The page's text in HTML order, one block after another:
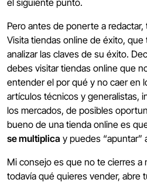
el siguiente punto.
Pero antes de ponerte a
Visita tiendas online de éxito,
analizar las claves de su éxito.
debes visitar tiendas online que
entender el por qué y no caer en
artículos técnicos y generalistas,
los mercados, de posibles
bueno de una tienda online es
se multiplica y puedes “apuntar”
Mi consejo es que no te cierres a
todavía qué quieres vender, abre